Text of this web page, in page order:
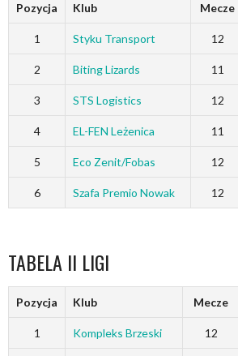
Pozycja Klub Mecze
1 Styku Transport 12
2 Biting Lizards 11
3 STS Logistics 12
4 EL-FEN Leżenica 11
5 Eco Zenit/Fobas 12
6 Szafa Premio Nowak 12
TABELA II LIGI
Pozycja Klub Mecze
1 Kompleks Brzeski 12